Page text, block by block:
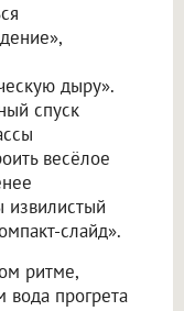
дыру».
спуск
весёлое
извилистый
слайд».
ритме,
вода прогрета